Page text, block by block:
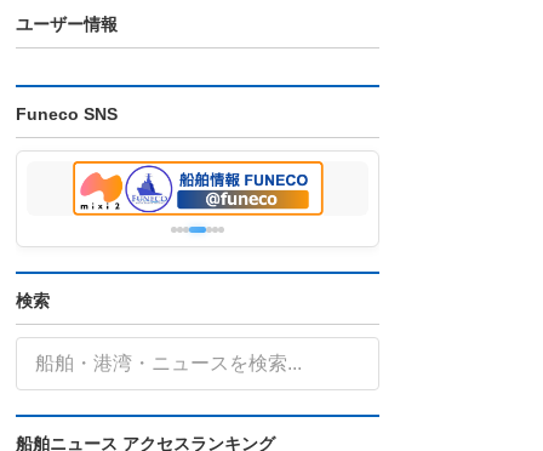
ユーザー情報
Funeco SNS
検索
船舶ニュース アクセスランキング